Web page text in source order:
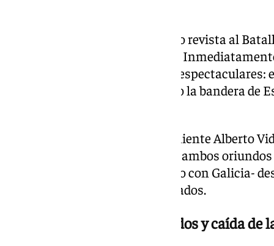
A continuación, el rey ha pasado revista al
han saludado a las autoridades.
los momentos más sensibles y
frente a la tribuna real portando la bandera de
Este año, iban a saltar el subteniente Alberto
primero Pablo García Matanza -ambos
respectivamente, como un gesto con Galicia-
una enseña de 35 metros cuadrados.
Emotivo homenaje a los caídos y caída de